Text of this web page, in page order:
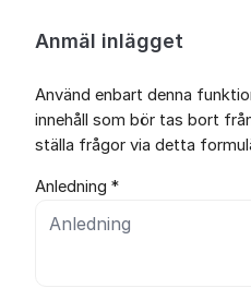
Anmäl inlägget
Använd enbart denna
innehåll som bör tas bort
ställa frågor via detta
Anledning *